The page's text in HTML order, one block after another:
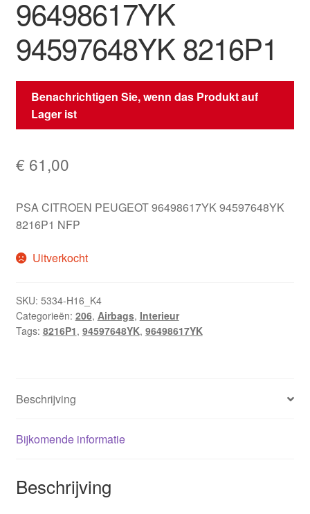
96498617YK
94597648YK 8216P1
Benachrichtigen Sie, wenn das Produkt auf
Lager ist
€ 61,00
PSA CITROEN PEUGEOT 96498617YK 94597648YK
8216P1 NFP
Uitverkocht
SKU: 5334-H16_K4
Categorieën: 206, Airbags, Interieur
Tags: 8216P1, 94597648YK, 96498617YK
Beschrijving
Bijkomende informatie
Beschrijving